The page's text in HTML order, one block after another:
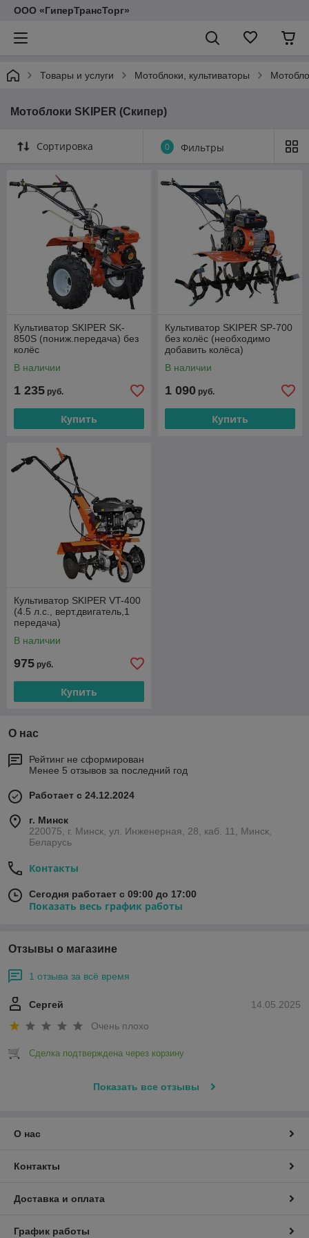
ООО «ГиперТрансТорг»
Товары и услуги Мотоблоки, культиваторы
Мотоблоки SKIPER (Скипер)
Сортировка 0 Фильтры
Культиватор SKIPER SK-
850S (пониж.передача) без
колёс
В наличии
1 235 руб.
Купить
Культиватор SKIPER SP-700
без колёс (необходимо
добавить колёса)
В наличии
1 090 руб.
Купить
Культиватор SKIPER VT-400
(4.5 л.с., верт.двигатель,1
передача)
В наличии
975 руб.
Купить
О нас
Рейтинг не сформирован
Менее 5 отзывов за последний год
Работает с 24.12.2024
г. Минск
220075, г. Минск, ул. Инженерная, 28, каб. 11, Минск,
Беларусь
Контакты
Сегодня работает с 09:00 до 17:00
Показать весь график работы
Отзывы о магазине
1 отзыва за всё время
14.05.2025
Сергей
Очень плохо
Сделка подтверждена через корзину
Показать все отзывы
О нас
Контакты
Доставка и оплата
График работы